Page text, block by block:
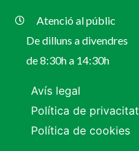
Atenció al públic
De dilluns a divendres
de 8:30h a 14:30h
Avís legal
Política de privacitat
Política de cookies